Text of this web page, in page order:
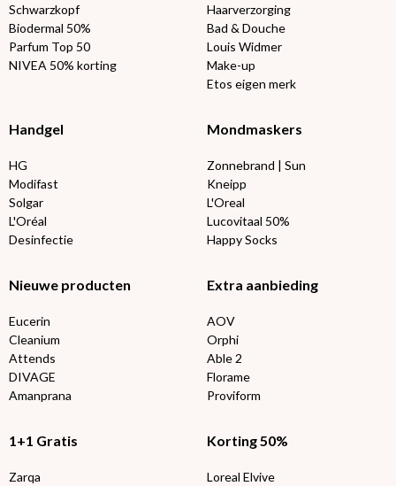
Schwarzkopf
Biodermal 50%
Parfum Top 50
NIVEA 50% korting
Haarverzorging
Bad & Douche
Louis Widmer
Make-up
Etos eigen merk
Handgel
HG
Modifast
Solgar
L'Oréal
Desinfectie
Mondmaskers
Zonnebrand | Sun
Kneipp
L'Oreal
Lucovitaal 50%
Happy Socks
Nieuwe producten
Eucerin
Cleanium
Attends
DIVAGE
Amanprana
Extra aanbieding
AOV
Orphi
Able 2
Florame
Proviform
1+1 Gratis
Zarqa
Korting 50%
Loreal Elvive